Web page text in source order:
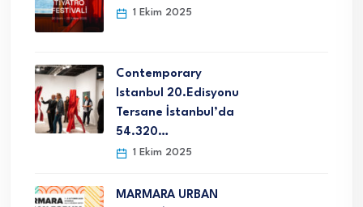
1 Ekim 2025
Contemporary
Istanbul 20.Edisyonu
Tersane İstanbul’da
54.320…
1 Ekim 2025
MARMARA URBAN